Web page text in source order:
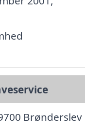
Brønderslev